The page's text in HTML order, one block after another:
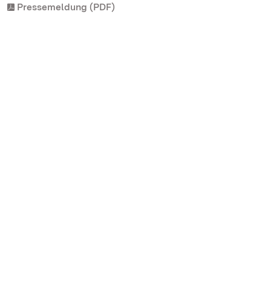
Pressemeldung (PDF)